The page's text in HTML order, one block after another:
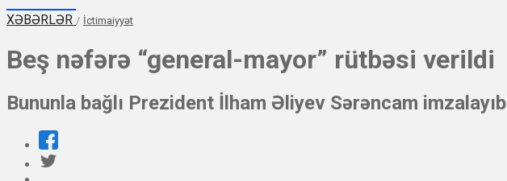
XƏBƏRLƏR / İctimaiyyət
Beş nəfərə “general-mayor” rütbəsi verildi
Bununla bağlı Prezident İlham Əliyev Sərəncam imzalayıb